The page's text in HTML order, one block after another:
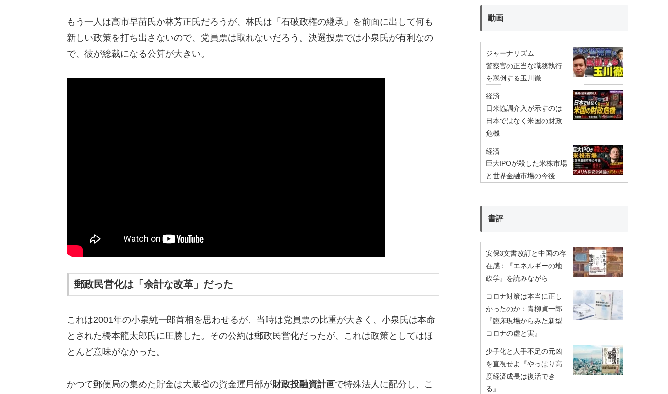
もう一人は高市早苗氏か林芳正氏だろうが、林氏は「石破政権の継承」を前面に出して何も
新しい政策を打ち出さないので、党員票は取れないだろう。決選投票では小泉氏が有利なの
で、彼が総裁になる公算が大きい。
郵政民営化は「余計な改革」だった
これは2001年の小泉純一郎首相を思わせるが、当時は党員票の比重が大きく、小泉氏は本命
とされた橋本龍太郎氏に圧勝した。その公約は郵政民営化だったが、これは政策としてはほ
とんど意味がなかった。
かつて郵便局の集めた貯金は大蔵省の資金運用部が財政投融資計画で特殊法人に配分し、こ
動画
ジャーナリズム
警察官の正当な職務執行
を罵倒する玉川徹
経済
日米協調介入が示すのは
日本ではなく米国の財政
危機
経済
巨大IPOが殺した米株市場
と世界金融市場の今後
書評
安保3文書改訂と中国の存
在感：『エネルギーの地
政学』を読みながら
コロナ対策は本当に正し
かったのか：青柳貞一郎
『臨床現場からみた新型
コロナの虚と実』
少子化と人手不足の元凶
を直視せよ『やっぱり高
度経済成長は復活でき
る』